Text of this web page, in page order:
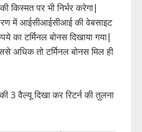
किस्मत पर भी निर्भर करेगा|
में आईसीआईसीआई की वेबसाइट
का टर्मिनल बोनस दिखाया गया|
अधिक तो टर्मिनल बोनस मिल ही
3 वैल्यू दिखा कर रिटर्न की तुलना